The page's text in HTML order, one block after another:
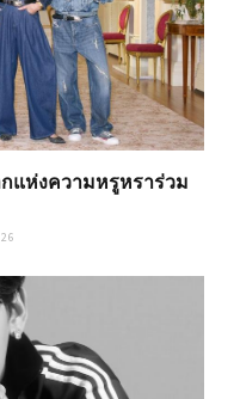
แห่งความหรูหราร่วม